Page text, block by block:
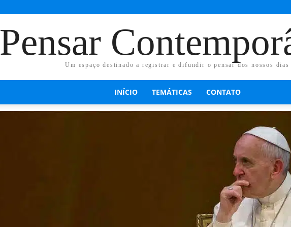
Pensar
Um espaço destinado a registrar e difundir o pensar dos nossos dias
INÍCIO TEMÁTICAS CONTATO